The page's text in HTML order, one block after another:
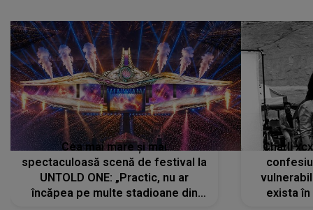
Cea mai mare și mai
spectaculoasă scenă de festival la
UNTOLD ONE: „Practic, nu ar
încăpea pe multe stadioane din
Charli
exista